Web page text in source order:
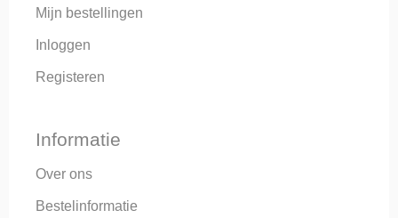
Mijn bestellingen
Inloggen
Registeren
Informatie
Over ons
Bestelinformatie